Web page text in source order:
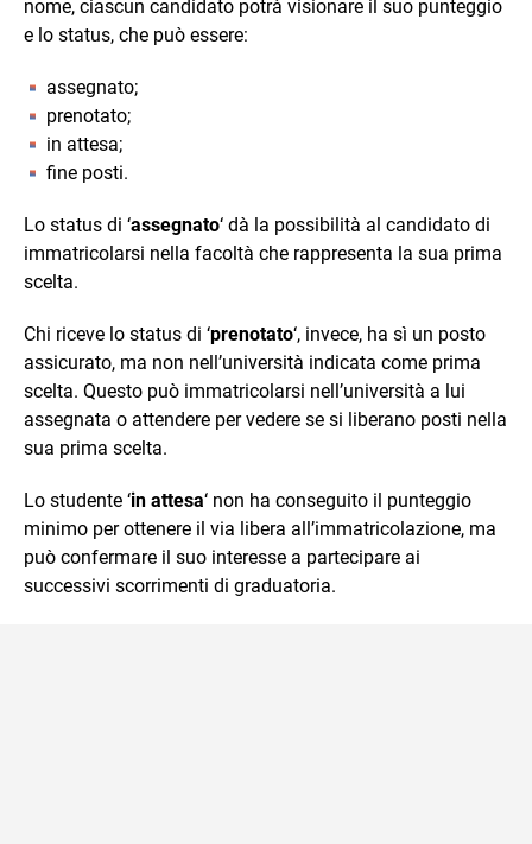
nome, ciascun candidato potrà visionare il suo punteggio
e lo status, che può essere:
assegnato;
prenotato;
in attesa;
fine posti.
Lo status di ‘assegnato‘ dà la possibilità al candidato di
immatricolarsi nella facoltà che rappresenta la sua prima
scelta.
Chi riceve lo status di ‘prenotato‘, invece, ha sì un posto
assicurato, ma non nell’università indicata come prima
scelta. Questo può immatricolarsi nell’università a lui
assegnata o attendere per vedere se si liberano posti nella
sua prima scelta.
Lo studente ‘in attesa‘ non ha conseguito il punteggio
minimo per ottenere il via libera all’immatricolazione, ma
può confermare il suo interesse a partecipare ai
successivi scorrimenti di graduatoria.